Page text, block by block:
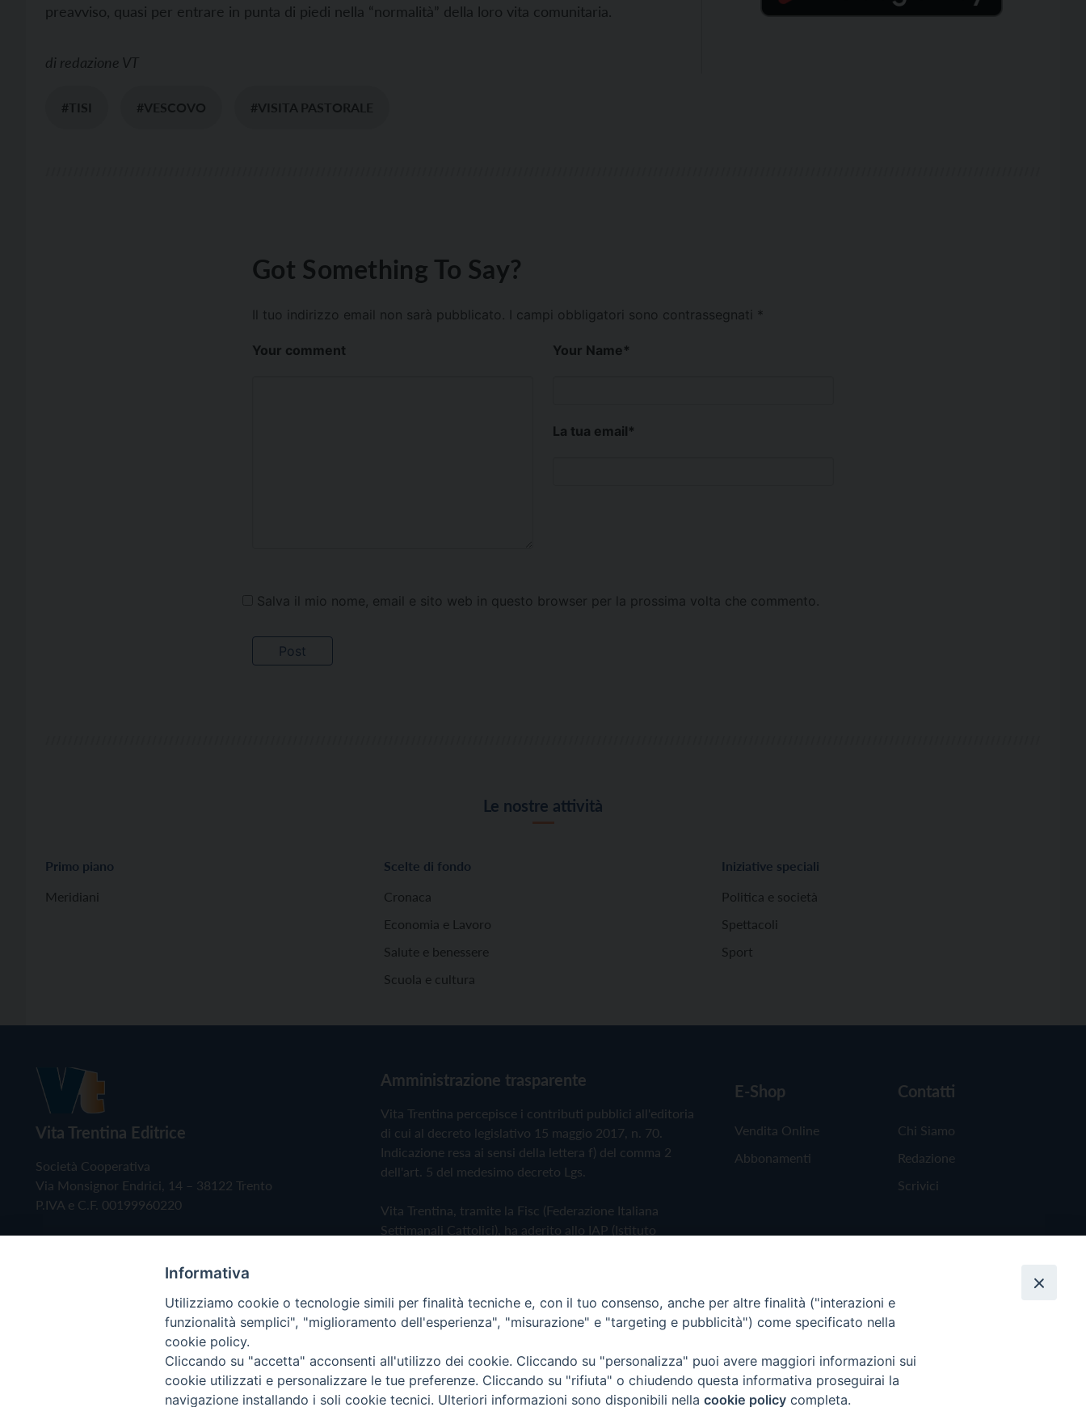
preavviso, quasi per entrare in punta di piedi nella “normalità” della loro vita comunitaria.
di redazione VT
#TISI #VESCOVO #VISITA PASTORALE
Got Something To Say?
Il tuo indirizzo email non sarà pubblicato. I campi obbligatori sono contrassegnati *
Your comment Your Name*
La tua email*
Salva il mio nome, email e sito web in questo browser per la prossima volta che commento.
Le nostre attività
Primo piano
Meridiani
Scelte di fondo
Cronaca
Economia e Lavoro
Salute e benessere
Scuola e cultura
Iniziative speciali
Politica e società
Spettacoli
Sport
Vita Trentina Editrice
Società Cooperativa
Via Monsignor Endrici, 14 – 38122 Trento
P.IVA e C.F. 00199960220
Amministrazione trasparente
Vita Trentina percepisce i contributi pubblici all'editoria
di cui al decreto legislativo 15 maggio 2017, n. 70.
Indicazione resa ai sensi della lettera f) del comma 2
dell'art. 5 del medesimo decreto Lgs.
Vita Trentina, tramite la Fisc (Federazione Italiana
Settimanali Cattolici), ha aderito allo IAP (Istituto
Privacy Policy Cookie Policy
E-Shop
Vendita Online
Abbonamenti
Contatti
Chi Siamo
Redazione
Scrivici
Copyright © 2019 - Tutti i diritti riservati - Vita Trentina Editrice
Informativa
Utilizziamo cookie o tecnologie simili per finalità tecniche e, con il tuo consenso, anche per altre finalità ("interazioni e
funzionalità semplici", "miglioramento dell'esperienza", "misurazione" e "targeting e pubblicità") come specificato nella
cookie policy.
Cliccando su "accetta" acconsenti all'utilizzo dei cookie. Cliccando su "personalizza" puoi avere maggiori informazioni sui
cookie utilizzati e personalizzare le tue preferenze. Cliccando su "rifiuta" o chiudendo questa informativa proseguirai la
navigazione installando i soli cookie tecnici. Ulteriori informazioni sono disponibili nella cookie policy completa.